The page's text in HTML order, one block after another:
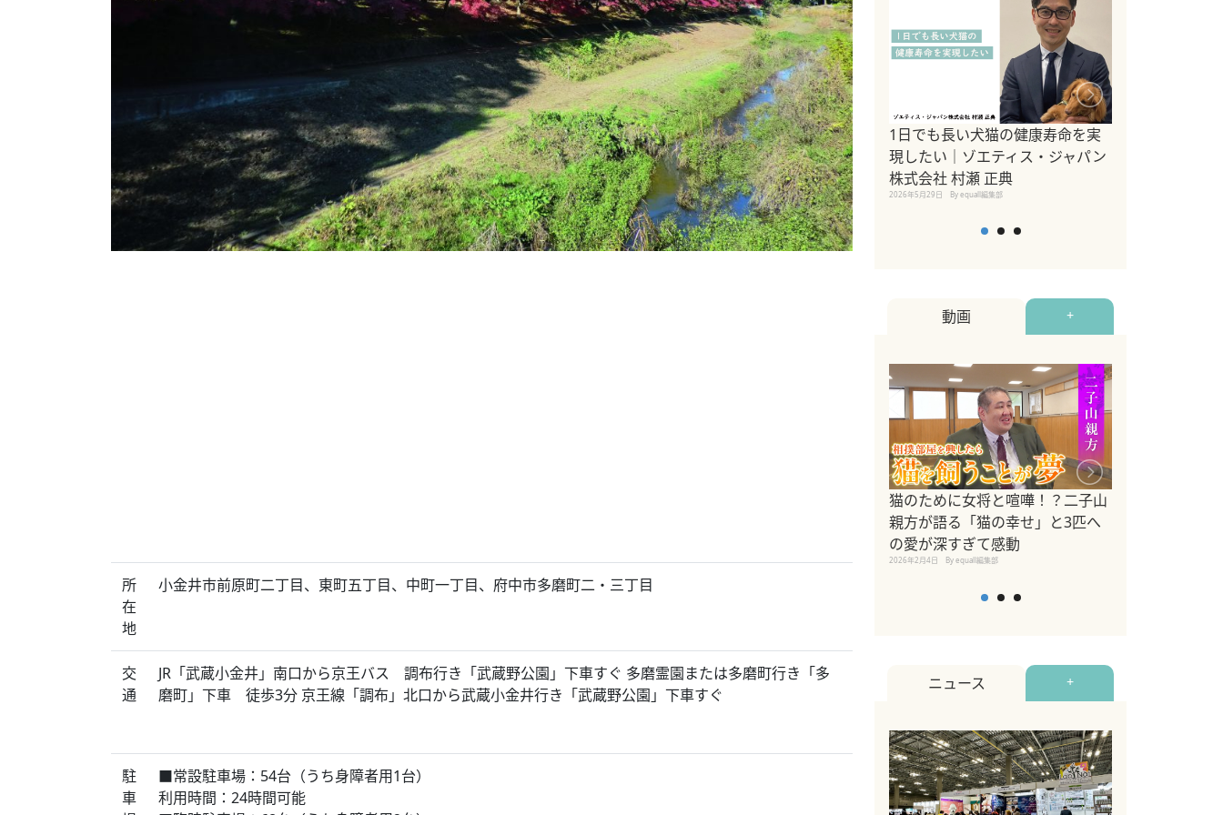
所
在
地
小金井市前原町二丁目、東町五丁目、中町一丁目、府中市多磨町二・三丁目
交
通
JR「武蔵小金井」南口から京王バス 調布行き「武蔵野公園」下車すぐ 多磨霊園または多磨町行き「多
磨町」下車 徒歩3分 京王線「調布」北口から武蔵小金井行き「武蔵野公園」下車すぐ
駐
車
■常設駐車場：54台（うち身障者用1台）
利用時間：24時間可能
1日でも長い犬猫の健康寿命を実
現したい｜ゾエティス・ジャパン
株式会社 村瀬 正典
2026年5月29日 By equall編集部
動画 +
猫のために女将と喧嘩！？二子山
親方が語る「猫の幸せ」と3匹へ
の愛が深すぎて感動
2026年2月4日 By equall編集部
ニュース +